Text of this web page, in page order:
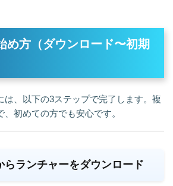
め方（ダウンロード〜初期
は、以下の3ステップで完了します。複
初めての方でも安心です。
らランチャーをダウンロード